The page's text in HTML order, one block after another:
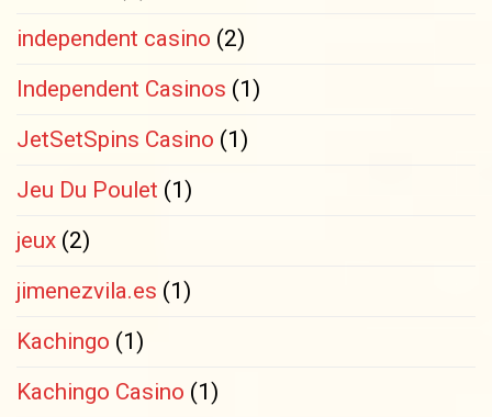
independent casino (2)
Independent Casinos (1)
JetSetSpins Casino (1)
Jeu Du Poulet (1)
jeux (2)
jimenezvila.es (1)
Kachingo (1)
Kachingo Casino (1)